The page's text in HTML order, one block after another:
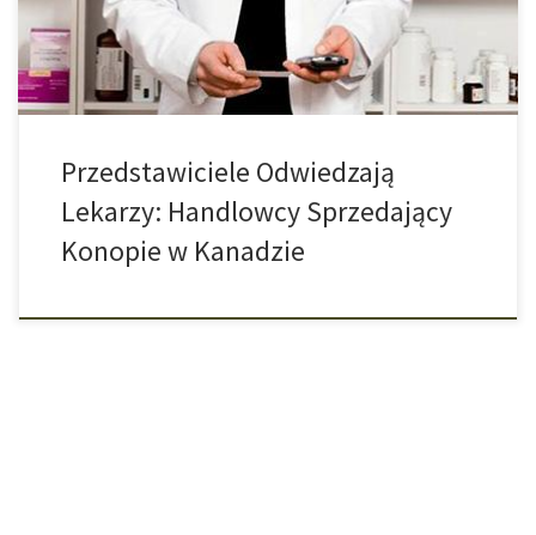
klinikach, której celem […]
Przedstawiciele Odwiedzają
Lekarzy: Handlowcy Sprzedający
Konopie w Kanadzie